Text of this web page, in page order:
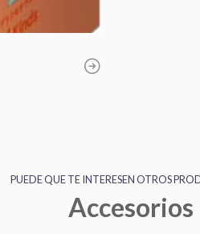
PUEDE QUE TE INTERESEN OTROS
Accesorios